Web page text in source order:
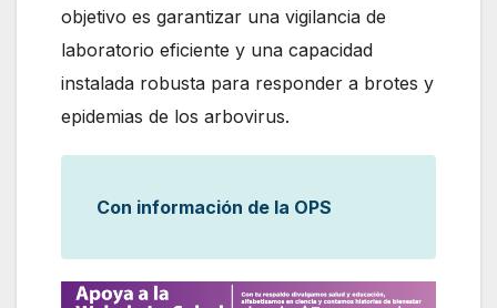
objetivo es garantizar una vigilancia de
laboratorio eficiente y una capacidad
instalada robusta para responder a brotes y
epidemias de los arbovirus.
Con información de la OPS